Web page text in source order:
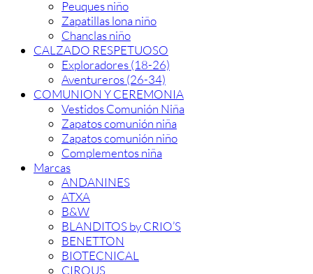
Peuques niño
Zapatillas lona niño
Chanclas niño
CALZADO RESPETUOSO
Exploradores (18-26)
Aventureros (26-34)
COMUNION Y CEREMONIA
Vestidos Comunión Niña
Zapatos comunión niña
Zapatos comunión niño
Complementos niña
Marcas
ANDANINES
ATXA
B&W
BLANDITOS by CRIO’S
BENETTON
BIOTECNICAL
CIRQUS